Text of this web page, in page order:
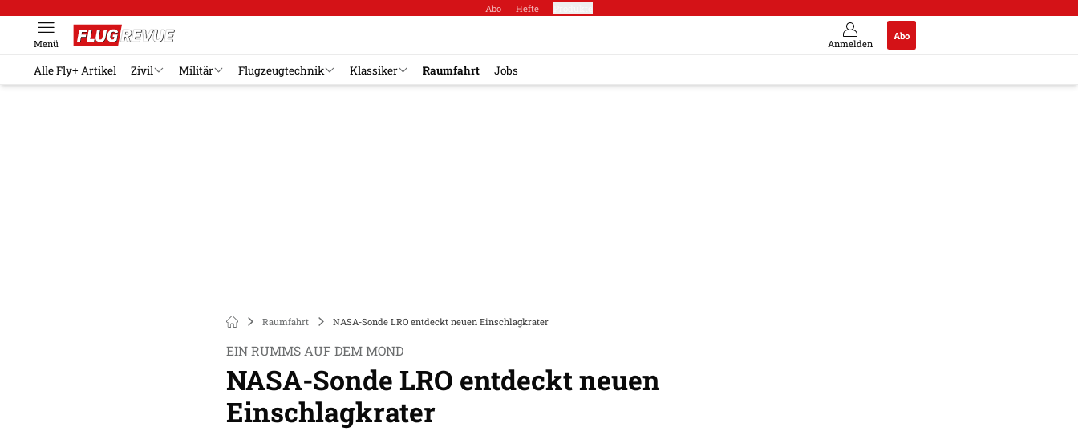
Abo Hefte
Anmelden
Abo
Menü
Alle Fly+ Artikel Zivil Militär Flugzeugtechnik Klassiker Raumfahrt Jobs
Raumfahrt NASA-Sonde LRO entdeckt neuen Einschlagkrater
EIN RUMMS AUF DEM MOND
NASA-Sonde LRO entdeckt neuen
Einschlagkrater